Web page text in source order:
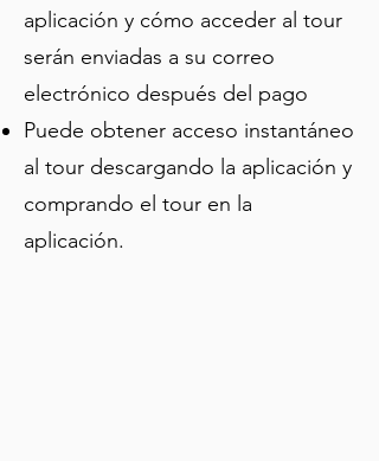
lugar donde se celebran los juegos. Si
deseas entrar al estadio para echar un
vistazo, el costo es de unos pocos
euros para adultos y hay disponibles
audioguías.
aplicación y cómo acceder al tour
serán enviadas a su correo
electrónico después del pago
Puede obtener acceso instantáneo
al tour descargando la aplicación y
comprando el tour en la
aplicación.